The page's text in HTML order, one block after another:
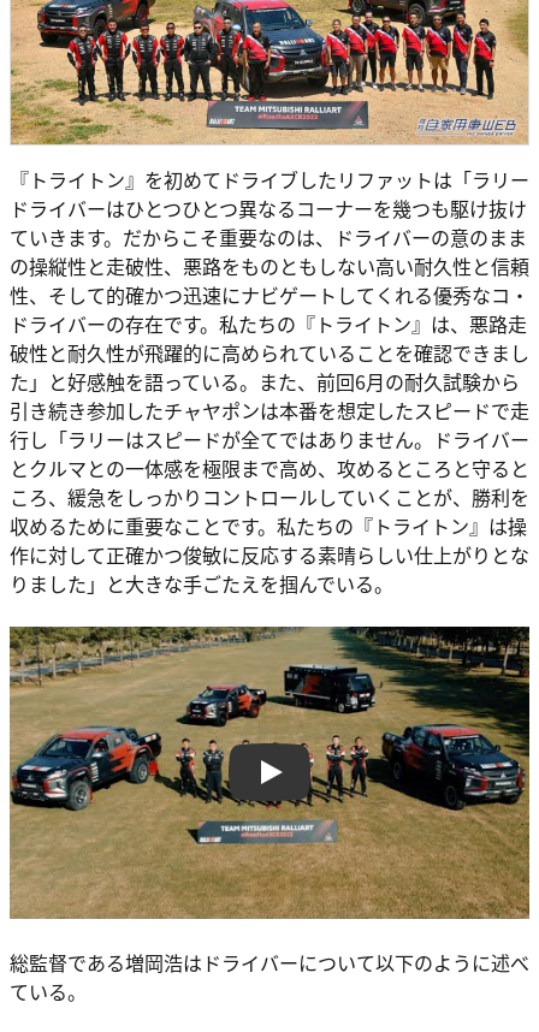
『トライトン』を初めてドライブしたリファットは「ラリー
ドライバーはひとつひとつ異なるコーナーを幾つも駆け抜け
ていきます。だからこそ重要なのは、ドライバーの意のまま
の操縦性と走破性、悪路をものともしない高い耐久性と信頼
性、そして的確かつ迅速にナビゲートしてくれる優秀なコ・
ドライバーの存在です。私たちの『トライトン』は、悪路走
破性と耐久性が飛躍的に高められていることを確認できまし
た」と好感触を語っている。また、前回6月の耐久試験から
引き続き参加したチャヤポンは本番を想定したスピードで走
行し「ラリーはスピードが全てではありません。ドライバー
とクルマとの一体感を極限まで高め、攻めるところと守ると
ころ、緩急をしっかりコントロールしていくことが、勝利を
収めるために重要なことです。私たちの『トライトン』は操
作に対して正確かつ俊敏に反応する素晴らしい仕上がりとな
りました」と大きな手ごたえを掴んでいる。
Play
総監督である増岡浩はドライバーについて以下のように述べ
ている。